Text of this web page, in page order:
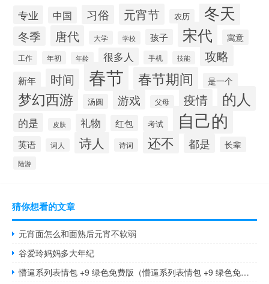
专业 中国 习俗 元宵节 农历 冬天
冬季 唐代 大学 学校 孩子 宋代 寓意
工作 年初 年龄 很多人 手机 技能 攻略
新年 时间 春节 春节期间 是一个
梦幻西游 汤圆 游戏 父母 疫情 的人
的是 皮肤 礼物 红包 考试 自己的
英语 词人 诗人 诗词 还不 都是 长辈
陆游
猜你想看的文章
元宵面怎么和面熟后元宵不软弱
谷爱玲妈妈多大年纪
懵逼系列表情包 +9 绿色免费版（懵逼系列表情包 +9 绿色免费版功能简介）